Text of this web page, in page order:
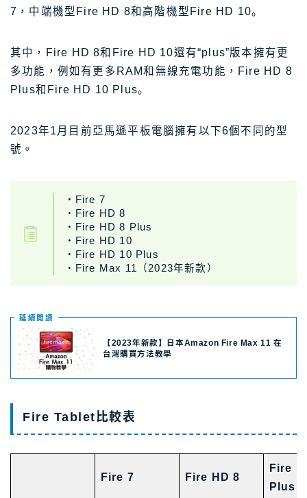
7，中端機型Fire HD 8和高階機型Fire HD 10。
其中，Fire HD 8和Fire HD 10還有“plus”版本擁有更
多功能，例如有更多RAM和無線充電功能，Fire HD 8
Plus和Fire HD 10 Plus。
2023年1月目前亞馬遜平板電腦擁有以下6個不同的型
號。
・Fire 7
・Fire HD 8
・Fire HD 8 Plus
・Fire HD 10
・Fire HD 10 Plus
・Fire Max 11（2023年新款）
延續閲讀
【2023年新款】日本Amazon Fire Max 11 在
台灣購買方法教學
Fire Tablet比較表
Fire 7 Fire HD 8
Fire
Plus